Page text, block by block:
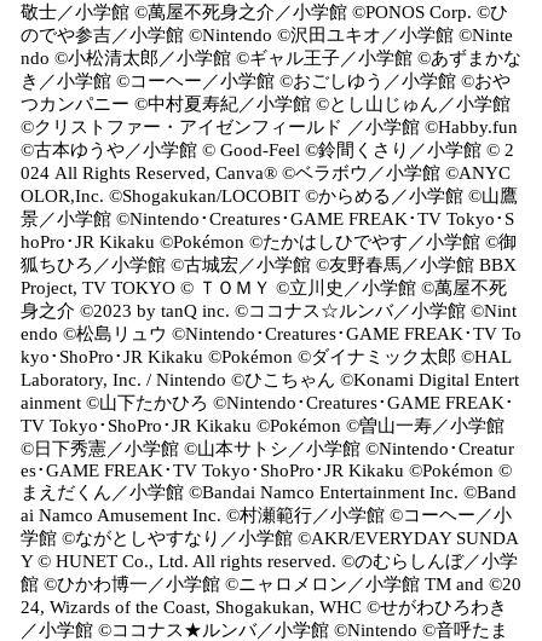
敬士／小学館 ©萬屋不死身之介／小学館 ©PONOS Corp. ©ひ
のでや参吉／小学館 ©Nintendo ©沢田ユキオ／小学館 ©Ninte
ndo ©小松清太郎／小学館 ©ギャル王子／小学館 ©あずまかな
き／小学館 ©コーヘー／小学館 ©おごしゆう／小学館 ©おや
つカンパニー ©中村夏寿紀／小学館 ©とし山じゅん／小学館
©クリストファー・アイゼンフィールド ／小学館 ©Habby.fun
©古本ゆうや／小学館 © Good-Feel ©鈴間くさり／小学館 © 2
024 All Rights Reserved, Canva® ©ベラボウ／小学館 ©ANYC
OLOR,Inc. ©Shogakukan/LOCOBIT ©からめる／小学館 ©山鷹
景／小学館 ©Nintendo･Creatures･GAME FREAK･TV Tokyo･S
hoPro･JR Kikaku ©Pokémon ©たかはしひでやす／小学館 ©御
狐ちひろ／小学館 ©古城宏／小学館 ©友野春馬／小学館 BBX
Project, TV TOKYO © ＴＯＭＹ ©立川史／小学館 ©萬屋不死
身之介 ©2023 by tanQ inc. ©ココナス☆ルンバ／小学館 ©Nint
endo ©松島リュウ ©Nintendo･Creatures･GAME FREAK･TV To
kyo･ShoPro･JR Kikaku ©Pokémon ©ダイナミック太郎 ©HAL
Laboratory, Inc. / Nintendo ©ひこちゃん ©Konami Digital Entert
ainment ©山下たかひろ ©Nintendo･Creatures･GAME FREAK･
TV Tokyo･ShoPro･JR Kikaku ©Pokémon ©曽山一寿／小学館
©日下秀憲／小学館 ©山本サトシ／小学館 ©Nintendo･Creatur
es･GAME FREAK･TV Tokyo･ShoPro･JR Kikaku ©Pokémon ©
まえだくん／小学館 ©Bandai Namco Entertainment Inc. ©Band
ai Namco Amusement Inc. ©村瀬範行／小学館 ©コーヘー／小
学館 ©ながとしやすなり／小学館 ©AKR/EVERYDAY SUNDA
Y © HUNET Co., Ltd. All rights reserved. ©のむらしんぼ／小学
館 ©ひかわ博一／小学館 ©ニャロメロン／小学館 TM and ©20
24, Wizards of the Coast, Shogakukan, WHC ©せがわひろわき
／小学館 ©ココナス★ルンバ／小学館 ©Nintendo ©音呼たま